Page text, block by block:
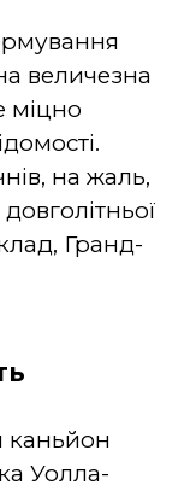
величезна
міцно
на жаль,
Гранд-
каньйон
Уолла-